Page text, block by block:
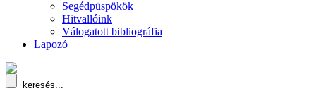
Segédpüspökök
Hitvallóink
Válogatott bibliográfia
Lapozó